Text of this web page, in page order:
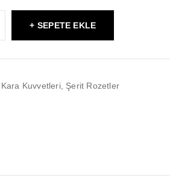
SEPETE EKLE
Kara Kuvvetleri, Şerit Rozetler